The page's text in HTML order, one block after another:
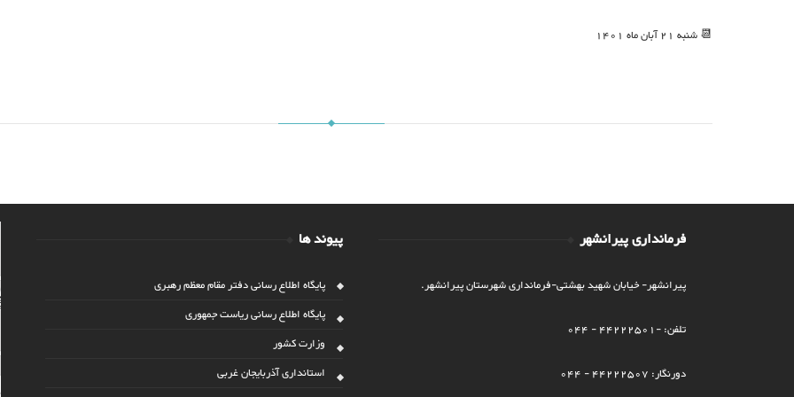
📆 شنبه 21 آبان ماه 1401
فرمانداری پیرانشهر
پیرانشهر- خیابان شهید بهشتی-فرمانداری شهرستان پیرانشهر.
تلفن: -44222501 - 044
دورنگار: 44222507 - 044
پیوند ها
پایگاه اطلاع رسانی دفتر مقام معظم رهبری
پایگاه اطلاع رسانی ریاست جمهوری
وزارت کشور
استانداری آذربایجان غربی